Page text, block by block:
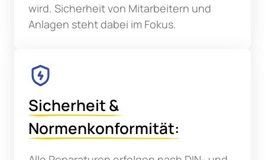
wird. Sicherheit von Mitarbeitern und
Anlagen steht dabei im Fokus.
Sicherheit
Normenkonformität: